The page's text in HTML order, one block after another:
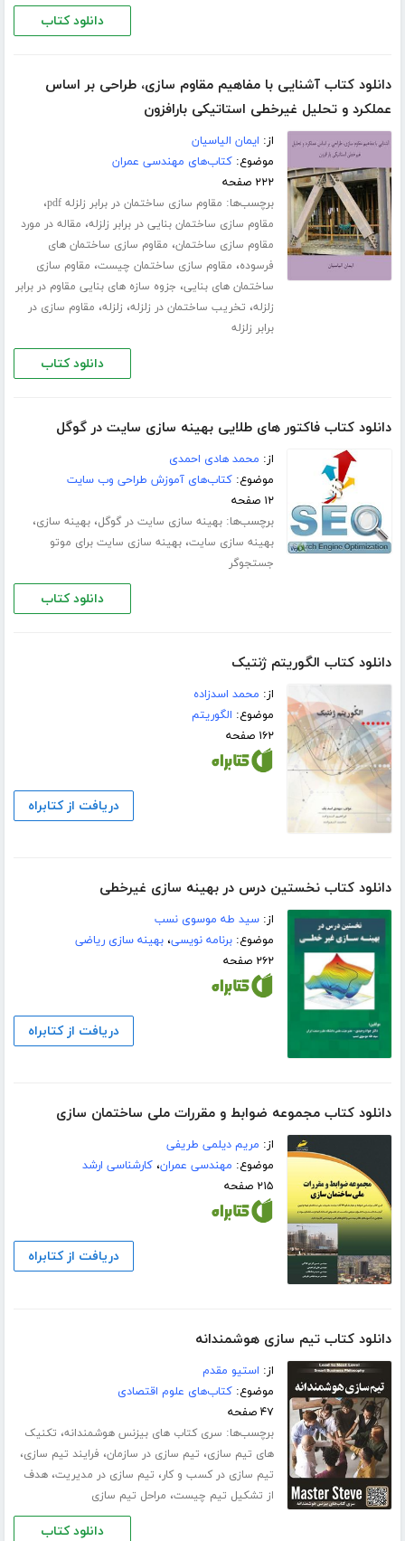
دانلود کتاب
دانلود کتاب آشنایی با مفاهیم مقاوم سازی، طراحی بر اساس
عملکرد و تحلیل غیرخطی استاتیکی بارافزون
از: ایمان الیاسیان
موضوع:کتاب‌های مهندسی عمران
۲۲۲ صفحه
برچسب‌ها: مقاوم سازی ساختمان در برابر زلزله pdf ،
مقاوم سازی ساختمان بنایی در برابر زلزله، مقاله در مورد
مقاوم سازی ساختمان، مقاوم سازی ساختمان های
فرسوده، مقاوم سازی ساختمان چیست، مقاوم سازی
ساختمان های بنایی، جزوه سازه های بنایی مقاوم در برابر
زلزله، تخریب ساختمان در زلزله، زلزله، مقاوم سازی در
برابر زلزله
دانلود کتاب
دانلود کتاب فاکتور های طلایی بهینه سازی سایت در گوگل
از: محمد هادی احمدی
موضوع:کتاب‌های آموزش طراحی وب سایت
۱۲ صفحه
برچسب‌ها:بهینه سازی سایت در گوگل،بهینه سازی،
بهینه سازی سایت،بهینه سازی سایت برای موتو
جستجوگر
دانلود کتاب
دانلود کتاب الگوریتم ژنتیک
از: محمد اسدزاده
موضوع: الگوریتم
۱۶۲ صفحه
دریافت از کتابراه
دانلود کتاب نخستین درس در بهینه سازی غیرخطی
از:سید طه موسوی نسب
موضوع:برنامه نویسی،بهینه سازی ریاضی
۲۶۲ صفحه
دریافت از کتابراه
دانلود کتاب مجموعه ضوابط و مقررات ملی ساختمان سازی
از: مریم دیلمی طریفی
موضوع: مهندسی عمران،کارشناسی ارشد
۲۱۵ صفحه
دریافت از کتابراه
دانلود کتاب تیم سازی هوشمندانه
از: استیو مقدم
موضوع:کتاب‌های علوم اقتصادی
۴۷ صفحه
برچسب‌ها: سری کتاب های بیزنس هوشمندانه، تکنیک
های تیم سازی، تیم سازی در سازمان، فرایند تیم سازی،
تیم سازی در کسب و کار، تیم سازی در مدیریت،هدف
از تشکیل تیم چیست، مراحل تیم سازی
دانلود کتاب